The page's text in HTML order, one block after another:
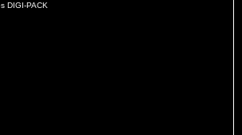
DIGI-PACK